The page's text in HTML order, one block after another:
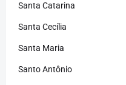
Santa Catarina
Santa Cecília
Santa Maria
Santo Antônio